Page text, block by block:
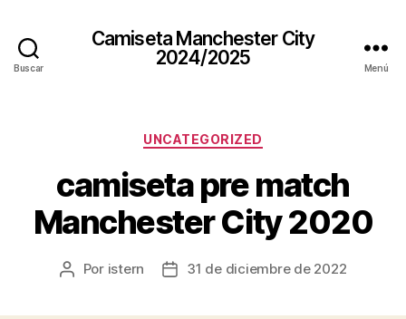
Buscar
Camiseta Manchester City
2024/2025
Menú
Categorías
UNCATEGORIZED
camiseta pre match
Manchester City 2020
Autor
Por istern
Fecha31 de diciembre de 2022